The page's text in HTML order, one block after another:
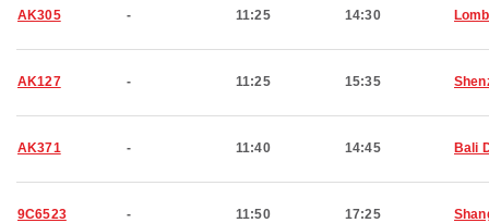
AK305 - 11:25 14:30
AK127 - 11:25 15:35
AK371 - 11:40 14:45 Bali
9C6523 - 11:50 17:25